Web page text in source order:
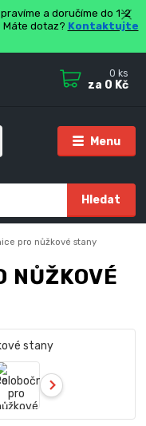
a doručíme do 1-2
dotaz? Kontaktujte
Menu
Hledat
0 ks
za 0 Kč
pro nůžkové stany
NŮŽKOVÉ